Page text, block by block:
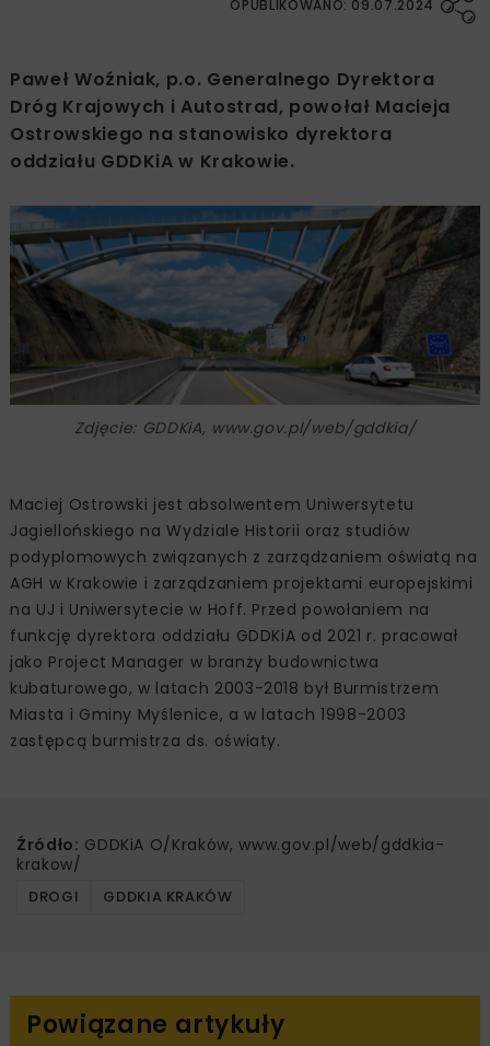
OPUBLIKOWANO: 09.07.2024
Paweł Woźniak, p.o. Generalnego Dyrektora
Dróg Krajowych i Autostrad, powołał Macieja
Ostrowskiego na stanowisko dyrektora
oddziału GDDKiA w Krakowie.
Zdjęcie: GDDKiA, www.gov.pl/web/gddkia/
Maciej Ostrowski jest absolwentem Uniwersytetu
Jagiellońskiego na Wydziale Historii oraz studiów
podyplomowych związanych z zarządzaniem oświatą na
AGH w Krakowie i zarządzaniem projektami europejskimi
na UJ i Uniwersytecie w Hoff. Przed powołaniem na
funkcję dyrektora oddziału GDDKiA od 2021 r. pracował
jako Project Manager w branży budownictwa
kubaturowego, w latach 2003-2018 był Burmistrzem
Miasta i Gminy Myślenice, a w latach 1998-2003
zastępcą burmistrza ds. oświaty.
Źródło: GDDKiA O/Kraków, www.gov.pl/web/gddkia-
krakow/
DROGI GDDKIA KRAKÓW
Powiązane artykuły